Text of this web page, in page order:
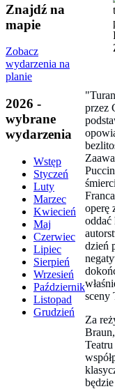
Znajdź na
mapie
Zobacz
wydarzenia na
planie
2026 -
wybrane
wydarzenia
Wstęp
Styczeń
Luty
Marzec
Kwiecień
Maj
Czerwiec
Lipiec
Sierpień
Wrzesień
Październik
Listopad
Grudzień
przez
operę
oddać
dzień
sceny
Za